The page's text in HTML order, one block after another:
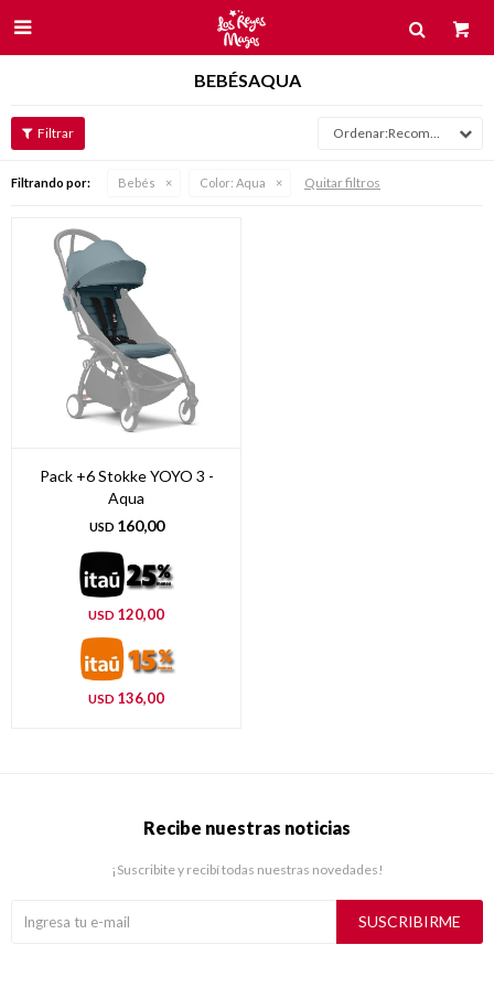

BEBÉSAQUA
Recomendados
Filtrando por: Bebés Color: Aqua Quitar filtros
Pack +6 Stokke YOYO 3 -
Aqua
USD 160,00
USD 120,00
USD 136,00
Recibe nuestras noticias
¡Suscribite y recibí todas nuestras novedades!
SUSCRIBIRME